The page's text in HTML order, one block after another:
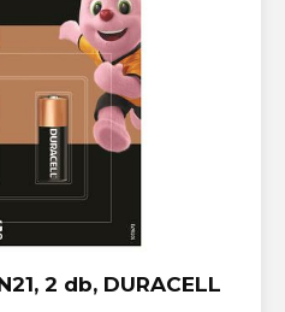
2 db, DURACELL